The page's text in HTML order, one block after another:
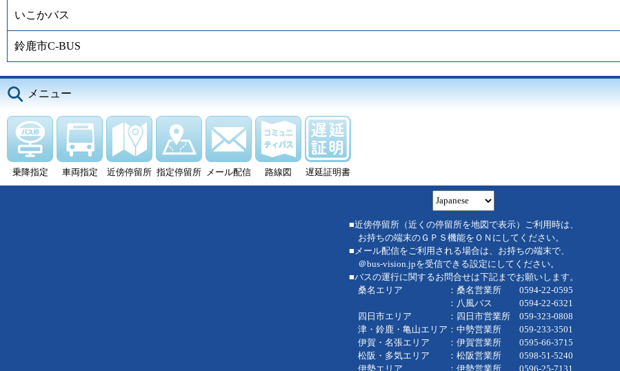
いこかバス
鈴鹿市C-BUS
メニュー
乗降指定 車両指定 近傍停留所 指定停留所 メール配信 路線図 遅延証明書
■近傍停留所（近くの停留所を地図で表示）ご利用時は、
お持ちの端末のＧＰＳ機能をＯＮにしてください。
■メール配信をご利用される場合は、お持ちの端末で、
＠bus-vision.jpを受信できる設定にしてください。
■バスの運行に関するお問合せは下記までお願いします。
桑名エリア ：桑名営業所 0594-22-0595
：八風バス 0594-22-6321
四日市エリア ：四日市営業所 059-323-0808
津・鈴鹿・亀山エリア：中勢営業所 059-233-3501
伊賀・名張エリア ：伊賀営業所 0595-66-3715
松阪・多気エリア ：松阪営業所 0598-51-5240
伊勢エリア ：伊勢営業所 0596-25-7131